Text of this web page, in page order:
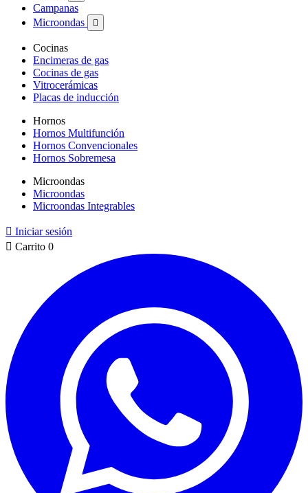
Campanas
Microondas

Cocinas
Encimeras de gas
Cocinas de gas
Vitrocerámicas
Placas de inducción
Hornos
Hornos Multifunción
Hornos Convencionales
Hornos Sobremesa
Microondas
Microondas
Microondas Integrables
 Iniciar sesión
 Carrito 0